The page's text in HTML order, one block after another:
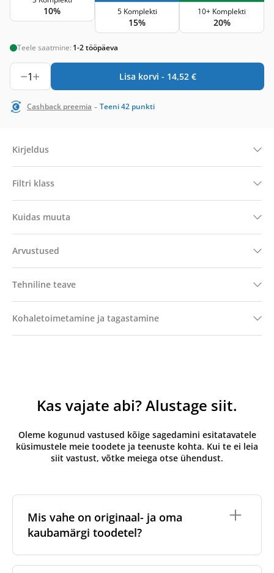
10% 5 Komplekti
15%
10+ Komplekti
20%
Teele saatmine: 1-2 tööpäeva
1 Lisa korvi - 14,52 €
Cashback preemia - Teeni42 punkti
Kirjeldus
Filtri klass
Kuidas muuta
Arvustused
Tehniline teave
Kohaletoimetamine ja tagastamine
Kas vajate abi? Alustage siit.
Oleme kogunud vastused kõige sagedamini esitatavatele
küsimustele meie toodete ja teenuste kohta. Kui te ei leia
siit vastust, võtke meiega otse ühendust.
Mis vahe on originaal- ja oma
kaubamärgi toodetel?